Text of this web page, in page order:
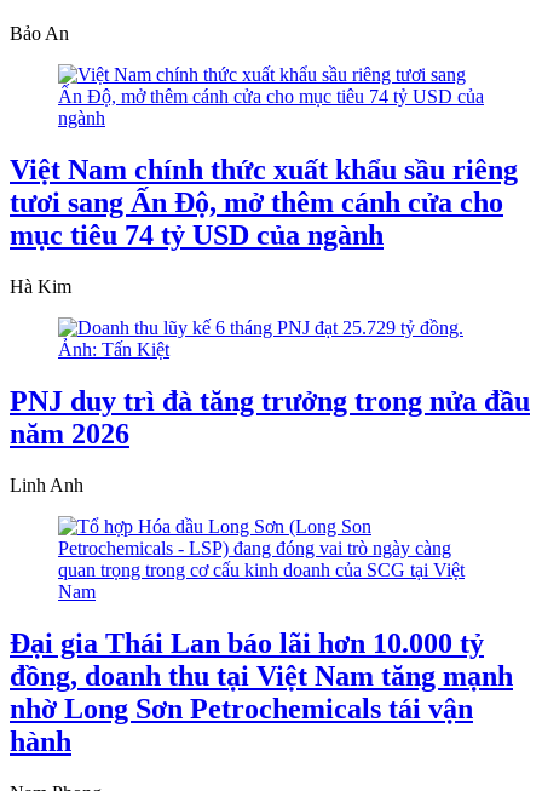
Bảo An
Việt Nam chính thức xuất khẩu sầu riêng
tươi sang Ấn Độ, mở thêm cánh cửa cho
mục tiêu 74 tỷ USD của ngành
Hà Kim
PNJ duy trì đà tăng trưởng trong nửa đầu
năm 2026
Linh Anh
Đại gia Thái Lan báo lãi hơn 10.000 tỷ
đồng, doanh thu tại Việt Nam tăng mạnh
nhờ Long Sơn Petrochemicals tái vận
hành